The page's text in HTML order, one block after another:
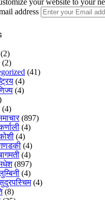
address
(2)
(2)
(41)
(4)
(4)
(4)
(897)
(4)
(4)
(4)
(4)
(897)
(4)
(4)
(8)